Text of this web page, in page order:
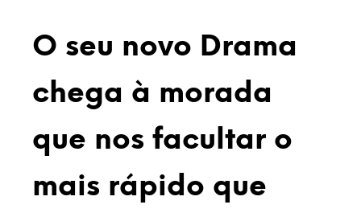
O seu novo Drama
chega à morada
que nos facultar o
mais rápido que